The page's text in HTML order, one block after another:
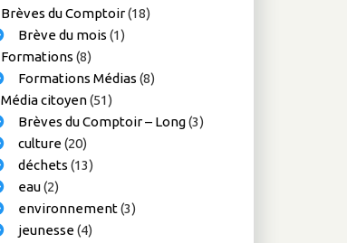
Brèves du Comptoir(18)
Brève du mois (1)
Formations (8)
Formations Médias (8)
Média citoyen(51)
Brèves du Comptoir – Long(3)
culture(20)
déchets (13)
eau(2)
environnement(3)
jeunesse(4)